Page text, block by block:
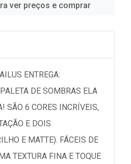
ver preços e comprar
ENTREGA:
DE SOMBRAS ELA
SÃO 6 CORES INCRÍVEIS,
E DOIS
E MATTE). FÁCEIS DE
TEXTURA FINA E TOQUE